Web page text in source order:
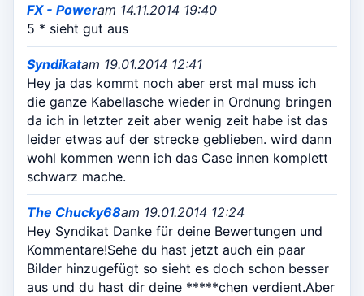
FX - Poweram 14.11.2014 19:40
5 * sieht gut aus
Syndikatam 19.01.2014 12:41
Hey ja das kommt noch aber erst mal muss ich
die ganze Kabellasche wieder in Ordnung bringen
da ich in letzter zeit aber wenig zeit habe ist das
leider etwas auf der strecke geblieben. wird dann
wohl kommen wenn ich das Case innen komplett
schwarz mache.
The Chucky68am 19.01.2014 12:24
Hey Syndikat Danke für deine Bewertungen und
Kommentare!Sehe du hast jetzt auch ein paar
Bilder hinzugefügt so sieht es doch schon besser
aus und du hast dir deine *****chen verdient.Aber